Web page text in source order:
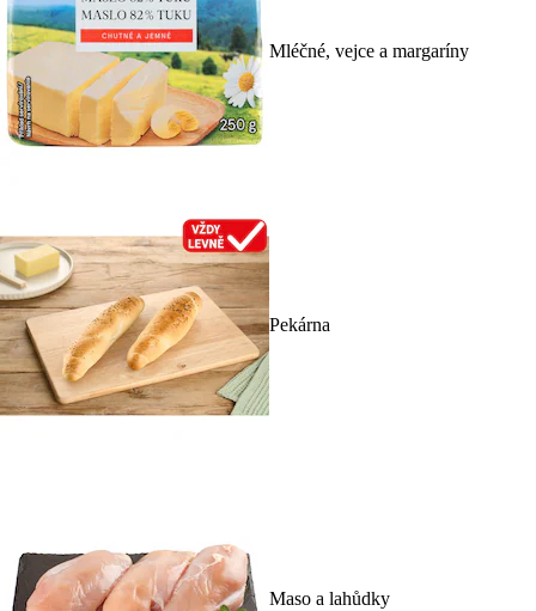
Mléčné, vejce a margaríny
Pekárna
Maso a lahůdky